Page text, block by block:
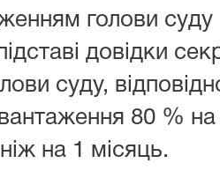
голови
довідки
суду,
80 %
на 1 місяць.